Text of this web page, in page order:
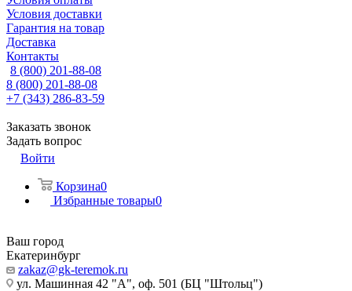
Условия доставки
Гарантия на товар
Доставка
Контакты
8 (800) 201-88-08
8 (800) 201-88-08
+7 (343) 286-83-59
Заказать звонок
Задать вопрос
Войти
Корзина0
Избранные товары0
Ваш город
Екатеринбург
zakaz@gk-teremok.ru
ул. Машинная 42 "А", оф. 501 (БЦ "Штольц")